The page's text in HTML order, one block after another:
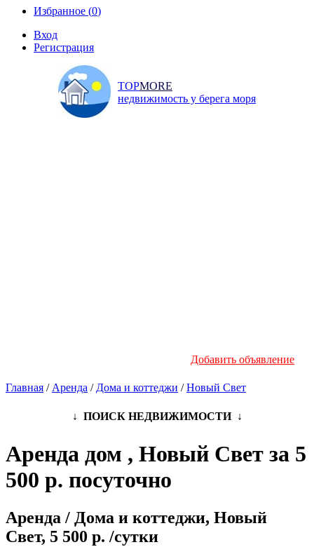
Избранное (0)
Вход
Регистрация
TOPMORE
недвижимость у берега моря
Добавить объявление
Главная / Аренда / Дома и коттеджи /Новый Свет
↓ ПОИСК НЕДВИЖИМОСТИ ↓
Аренда дом , Новый Свет за 5
500 р. посуточно
Аренда / Дома и коттеджи, Новый
Свет, 5 500 р. /сутки